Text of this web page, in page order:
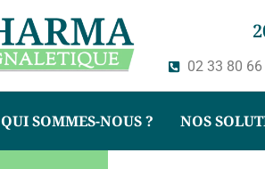
02 33 80
QUI SOMMES-NOUS ? NOS